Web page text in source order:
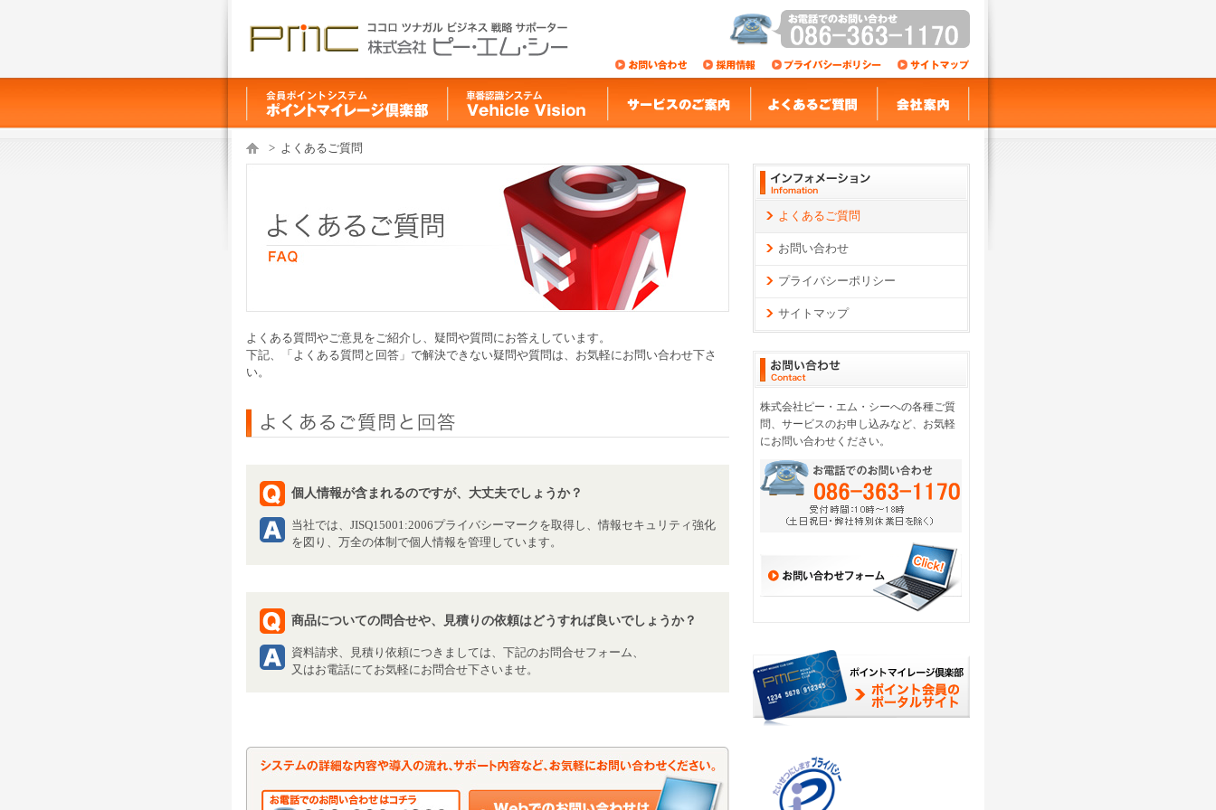
> よくあるご質問
よくある質問やご意見をご紹介し、疑問や質問にお答えしています。
下記、「よくある質問と回答」で解決できない疑問や質問は、お気軽にお問い合わせ下さ
い。
個人情報が含まれるのですが、大丈夫でしょうか？
当社では、JISQ15001:2006プライバシーマークを取得し、情報セキュリティ強化
を図り、万全の体制で個人情報を管理しています。
商品についての問合せや、見積りの依頼はどうすれば良いでしょうか？
資料請求、見積り依頼につきましては、下記のお問合せフォーム、
又はお電話にてお気軽にお問合せ下さいませ。
よくあるご質問
お問い合わせ
プライバシーポリシー
サイトマップ
株式会社ピー・エム・シーへの各種ご質
問、サービスのお申し込みなど、お気軽
にお問い合わせください。